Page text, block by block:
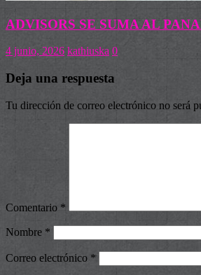
ADVISORS SE SUMA AL
4 junio, 2026 kathiuska 0
Deja una respuesta
Tu dirección de correo electrónico no será
Comentario *
Nombre *
Correo electrónico *